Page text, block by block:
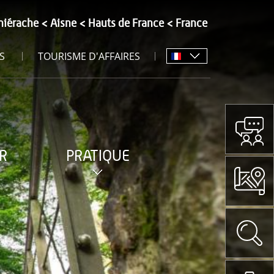
Aisne Hauts de France France
TOURISME D'AFFAIRES
PRATIQUE